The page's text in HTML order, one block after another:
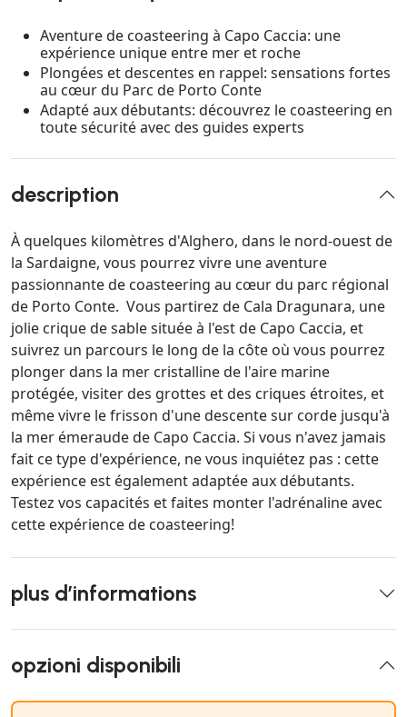
Aventure de coasteering à Capo Caccia: une
expérience unique entre mer et roche
Plongées et descentes en rappel: sensations fortes
au cœur du Parc de Porto Conte
Adapté aux débutants: découvrez le coasteering en
toute sécurité avec des guides experts
description
À quelques kilomètres d'Alghero, dans le nord-ouest de
la Sardaigne, vous pourrez vivre une aventure
passionnante de coasteering au cœur du parc régional
de Porto Conte. Vous partirez de Cala Dragunara, une
jolie crique de sable située à l'est de Capo Caccia, et
suivrez un parcours le long de la côte où vous pourrez
plonger dans la mer cristalline de l'aire marine
protégée, visiter des grottes et des criques étroites, et
même vivre le frisson d'une descente sur corde jusqu'à
la mer émeraude de Capo Caccia. Si vous n'avez jamais
fait ce type d'expérience, ne vous inquiétez pas : cette
expérience est également adaptée aux débutants.
Testez vos capacités et faites monter l'adrénaline avec
cette expérience de coasteering!
plus d’informations
opzioni disponibili